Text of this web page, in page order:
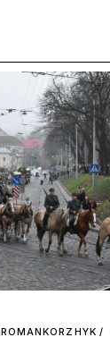
ROMANKORZHYK